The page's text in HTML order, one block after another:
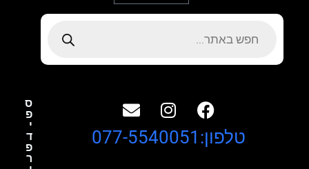
ס
פ
י
ד
פ
ר
טלפון:077-5540051